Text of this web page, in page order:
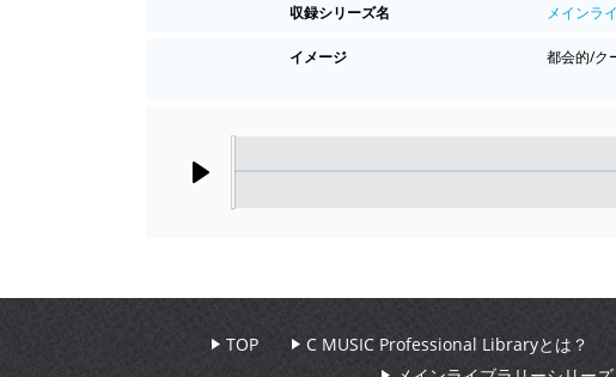
収録シリーズ名
メインラ
イメージ 都会的/ク
TOP C MUSIC Professional Libraryとは？